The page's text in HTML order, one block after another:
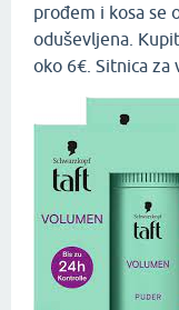
prođem i kosa se
oduševljena.
oko 6€. Sitnica za